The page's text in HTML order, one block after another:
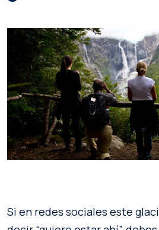
Si en redes sociales este